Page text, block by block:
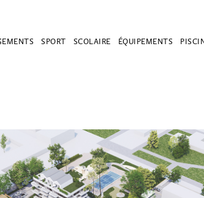
SPORT SCOLAIRE ÉQUIPEMENTS